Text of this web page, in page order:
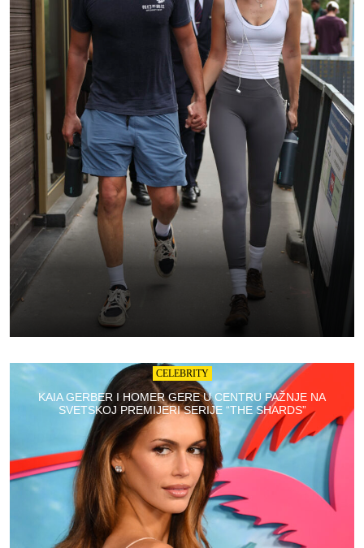
CELEBRITY
KAIA GERBER I HOMER GERE U CENTRU PAŽNJE NA
SVETSKOJ PREMIJERI SERIJE “THE SHARDS”